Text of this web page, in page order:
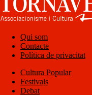
Qui som
Contacte
Política de privacitat
Cultura Popular
Festivals
Debat